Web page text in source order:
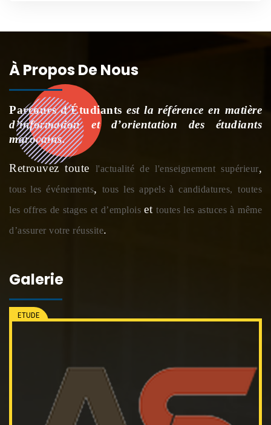
À Propos De Nous
Parcours d'Étudiants est la référence en matière
d’information et d’orientation des étudiants
marocains.
Retrouvez toute l'actualité de l'enseignement supérieur,
tous les événements, tous les appels à candidatures, toutes
les offres de stages et d’emploisettoutes les astuces à même
d’assurer votre réussite.
Galerie